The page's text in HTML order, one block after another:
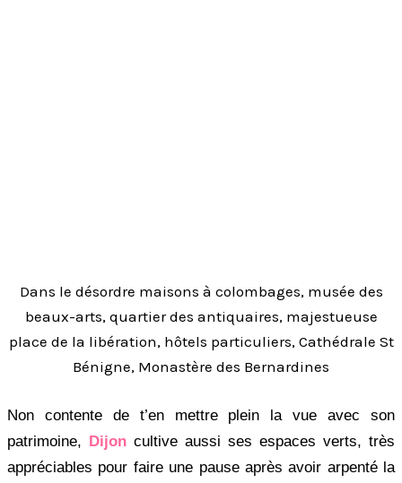
Dans le désordre maisons à colombages, musée des
beaux-arts, quartier des antiquaires, majestueuse
place de la libération, hôtels particuliers, Cathédrale St
Bénigne, Monastère des Bernardines
Non contente de t’en mettre plein la vue avec son
patrimoine, Dijon cultive aussi ses espaces verts, très
appréciables pour faire une pause après avoir arpenté la